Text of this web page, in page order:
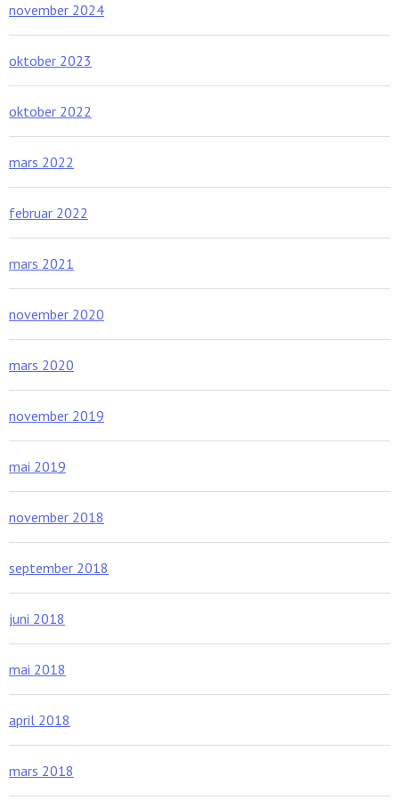
november 2024
oktober 2023
oktober 2022
mars 2022
februar 2022
mars 2021
november 2020
mars 2020
november 2019
mai 2019
november 2018
september 2018
juni 2018
mai 2018
april 2018
mars 2018